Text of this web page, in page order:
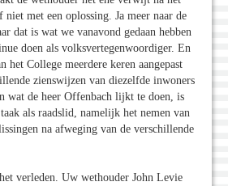
met een oplossing. Ja meer naar de
dat is wat we vanavond gedaan hebben
doen als volksvertegenwoordiger. En
het College meerdere keren aangepast
zienswijzen van diezelfde inwoners
wat de heer Offenbach lijkt te doen, is
als raadslid, namelijk het nemen van
na afweging van de verschillende
verleden. Uw wethouder John Levie